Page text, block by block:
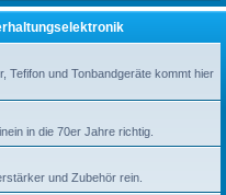
Tefifon und Tonbandgeräte kommt hier
in die 70er Jahre richtig.
und Zubehör rein.